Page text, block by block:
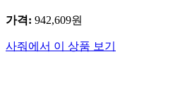
가격: 942,609원
사줘에서 이 상품 보기